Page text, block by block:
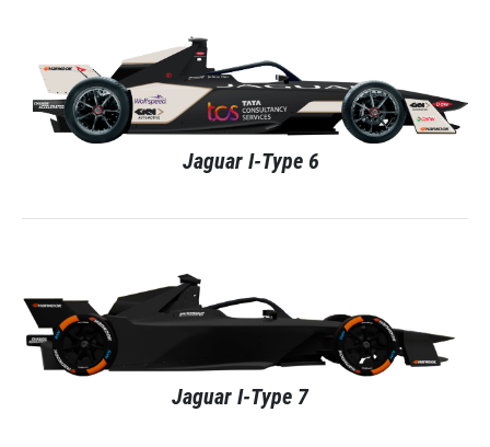
Jaguar I-Type 6
Jaguar I-Type 7